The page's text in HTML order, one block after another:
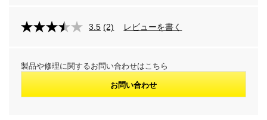
r
d
u
3.5 (2) レビューを書く
製品や修理に関するお問い合わせはこちら
お問い合わせ